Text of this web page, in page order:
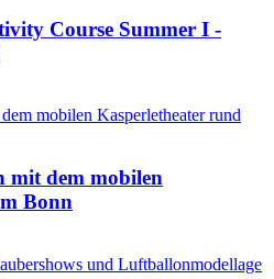
Course Summer I -
mit dem mobilen
Bonn